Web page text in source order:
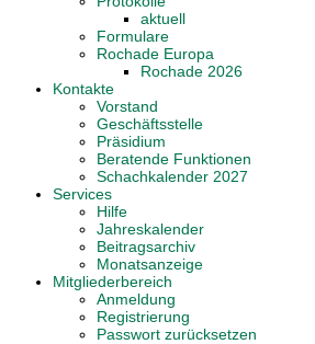
aktuell
Formulare
Rochade Europa
Rochade 2026
Kontakte
Vorstand
Geschäftsstelle
Präsidium
Beratende Funktionen
Schachkalender 2027
Services
Hilfe
Jahreskalender
Beitragsarchiv
Monatsanzeige
Mitgliederbereich
Anmeldung
Registrierung
Passwort zurücksetzen